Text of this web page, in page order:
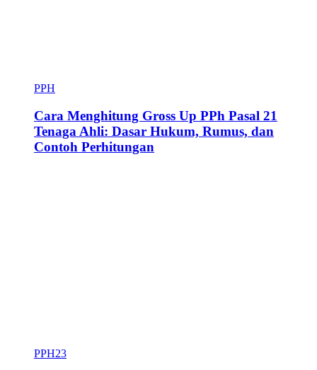
PPH
Cara Menghitung Gross Up PPh Pasal 21
Tenaga Ahli: Dasar Hukum, Rumus, dan
Contoh Perhitungan
PPH23